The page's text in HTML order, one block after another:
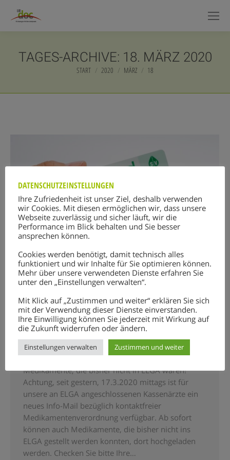
TAGES-ARCHIVE: 18. MÄRZ 2020
Sie befinden sich hier:
START 2020 MÄRZ 18
EDV-KLEIN INFO – „KONTAKTFREIE
MEDIKAMENTENVERORDNUNG“
Ankündigung VonKlein Daniel
18. März 2020
1 Kommentar
EDV-Klein Info – „kontaktfreie
Medikamentenverordnung“ – nun auch für
Medikamente, die bisher nicht in ELGA waren!
Achtung, seit gestern, 17.3.2020 mittags ist für
unsere an ELGA angeschlossenen Kassenärzte ein
neues Info-Mail bezüglich kontaktfreier
Medikamentenverordnung verfügbar. Ab sofort
können auch Medikamente, die bisher nicht ins
ELGA gestellt werden konnten, dort hochgeladen
werden. Checken Sie bitte Ihre…
DATENSCHUTZEINSTELLUNGEN
Ihre Zufriedenheit ist unser Ziel, deshalb verwenden
wir Cookies. Mit diesen ermöglichen wir, dass unsere
Webseite zuverlässig und sicher läuft, wir die
Performance im Blick behalten und Sie besser
ansprechen können.
Cookies werden benötigt, damit technisch alles
funktioniert und wir Inhalte für Sie optimieren können.
Mehr über unsere verwendeten Dienste erfahren Sie
unter den „Einstellungen verwalten“.
Mit Klick auf „Zustimmen und weiter“ erklären Sie sich
mit der Verwendung dieser Dienste einverstanden.
Ihre Einwilligung können Sie jederzeit mit Wirkung auf
die Zukunft widerrufen oder ändern.
Einstellungen verwalten Zustimmen und weiter